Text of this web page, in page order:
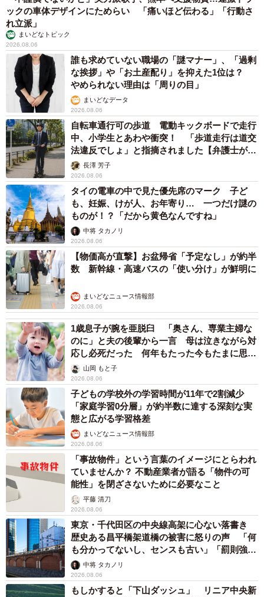
ックの車体デザインにためらい 「痛いほど伝わる」「行動さ
れ立派」
まいどなトピック
2026.08.06
誰も求めていない職場の「謎マナー」、「過剰
な挨拶」や「お土産配り」を抑えた1位は？
やめられない理由は「周りの目」
まいどなデータ
2026.08.06
自転車通行可の歩道 電動キックボードで走行
中、小学生とあわや衝突！ 「歩道走行は道交
法違反でしょ」と指摘されました【弁護士が解
説】長澤 芳子
2026.08.06
タイの電車の中で見た優先席のマーク 子ど
も、妊娠、けが人、お年寄り… 一つだけ謎の
ものが！？「だから黄色なんですね」
中将 タカノリ
2026.08.06
【物価高が直撃】お盆帰省「予定なし」が約半
数 新幹線・高速バスの「使い分け」が鮮明に
まいどなニュース情報部
2026.08.06
1歳息子が腕を亜脱臼 「奥さん、専業主婦な
のに」と夫の後輩から一言 母は泣きながら対
応し必死だった 何年もたった今もたまに思い
出し…山岡 もと子
2026.08.06
子どもの学校外の学習時間が11年で2割減少
「家庭学習0分層」が約半数に達する深刻な実
態と広がる学習格差
まいどなニュース情報部
2026.08.06
「事故物件」という言葉のイメージにとらわれ
ていませんか？ 不動産業者が語る「物件の可
能性」を閉ざさないために必要なこと
平藤 清刀
2026.08.06
東京・千代田区の中央線高架に心ない落書き
歴史ある昌平橋架道橋の被害に怒りの声 「何
も分かってないし、センスも古い」「罰則強化
して」中将 タカノリ
2026.08.06
もしかすると「下山ダッシュ」 リニア中央新